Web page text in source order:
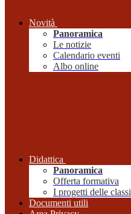
Novità
Panoramica
Le notizie
Calendario eventi
Albo online
Didattica
Panoramica
Offerta formativa
I progetti delle classi
Documenti utili